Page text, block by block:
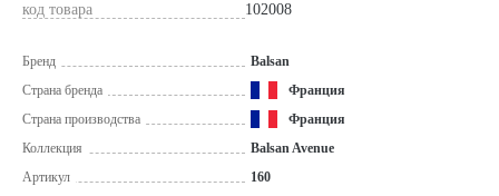
код товара 102008
Бренд
Balsan
Страна бренда
Франция
Страна производства
Франция
Коллекция
Balsan Avenue
Артикул
160